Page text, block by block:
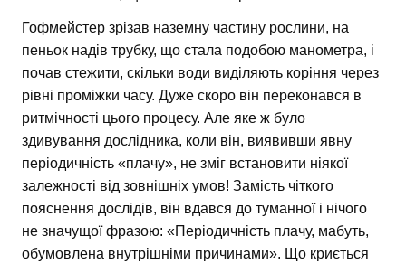
Гофмейстер зрізав наземну частину рослини, на
пеньок надів трубку, що стала подобою манометра, і
почав стежити, скільки води виділяють коріння через
рівні проміжки часу. Дуже скоро він переконався в
ритмічності цього процесу. Але яке ж було
здивування дослідника, коли він, виявивши явну
періодичність «плачу», не зміг встановити ніякої
залежності від зовнішніх умов! Замість чіткого
пояснення дослідів, він вдався до туманної і нічого
не значущої фразою: «Періодичність плачу, мабуть,
обумовлена внутрішніми причинами». Що криється